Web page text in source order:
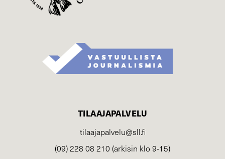
TILAAJAPALVELU
tilaajapalvelu@sll.fi
(09) 228 08 210 (arkisin klo 9-15)